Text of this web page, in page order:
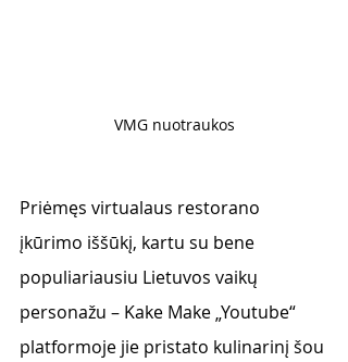
VMG nuotraukos
Priėmęs virtualaus restorano
įkūrimo iššūkį, kartu su bene
populiariausiu Lietuvos vaikų
personažu – Kake Make „Youtube“
platformoje jie pristato kulinarinį šou